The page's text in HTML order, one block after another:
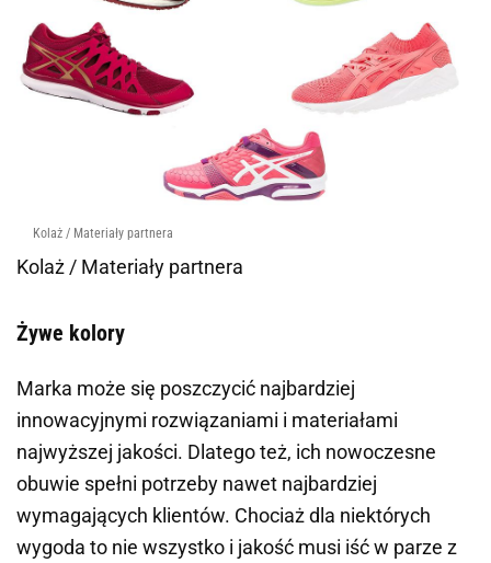
Kolaż / Materiały partnera
Kolaż / Materiały partnera
Żywe kolory
Marka może się poszczycić najbardziej
innowacyjnymi rozwiązaniami i materiałami
najwyższej jakości. Dlatego też, ich nowoczesne
obuwie spełni potrzeby nawet najbardziej
wymagających klientów. Chociaż dla niektórych
wygoda to nie wszystko i jakość musi iść w parze z